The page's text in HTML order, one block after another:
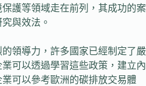
護等領域走在前列，其成功的案
與效法。
領導力，許多國家已經制定了嚴
可以透過學習這些政策，建立內
可以參考歐洲的碳排放交易體